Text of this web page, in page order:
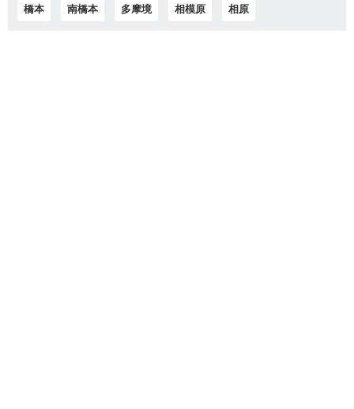
橋本 南橋本 多摩境 相模原 相原